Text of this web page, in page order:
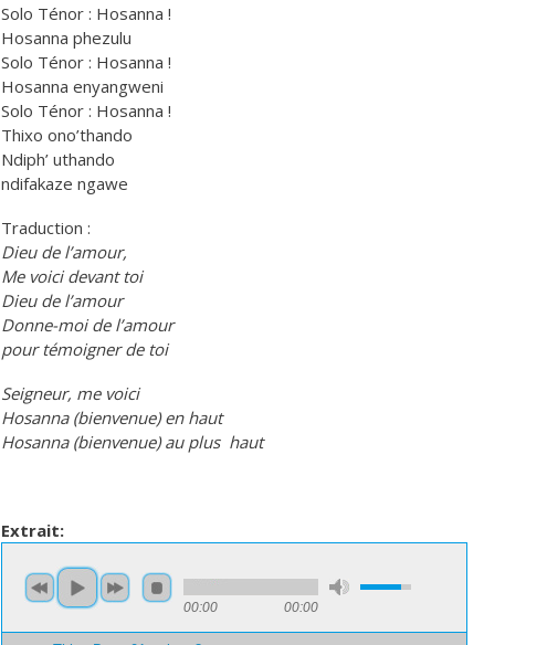
Solo Ténor : Hosanna !
Hosanna phezulu
Solo Ténor : Hosanna !
Hosanna enyangweni
Solo Ténor : Hosanna !
Thixo ono’thando
Ndiph’ uthando
ndifakaze ngawe
Traduction :
Dieu de l’amour,
Me voici devant toi
Dieu de l’amour
Donne-moi de l’amour
pour témoigner de toi
Seigneur, me voici
Hosanna (bienvenue) en haut
Hosanna (bienvenue) au plus haut
Extrait:
00:00 00:00